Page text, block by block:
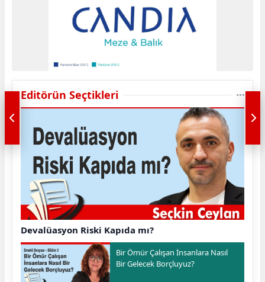
Editörün Seçtikleri
Devalüasyon Riski Kapıda mı?
Bir Ömür Çalışan İnsanlara Nasıl
Bir Gelecek Borçluyuz?